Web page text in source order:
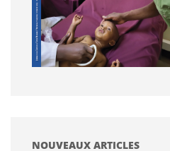
NOUVEAUX ARTICLES